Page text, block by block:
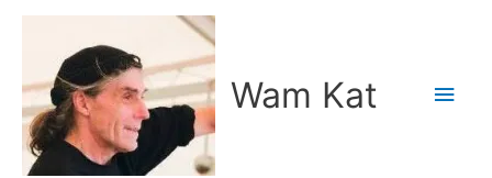
Wam Kat